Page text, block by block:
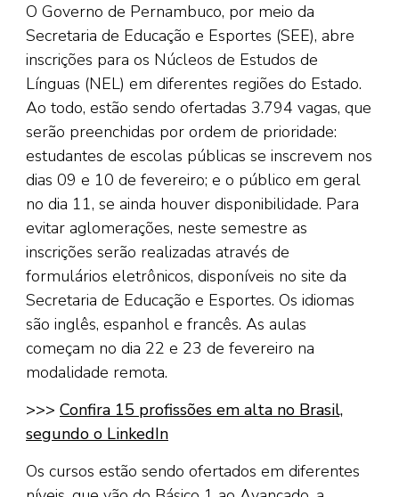
O Governo de Pernambuco, por meio da
Secretaria de Educação e Esportes (SEE), abre
inscrições para os Núcleos de Estudos de
Línguas (NEL) em diferentes regiões do Estado.
Ao todo, estão sendo ofertadas 3.794 vagas, que
serão preenchidas por ordem de prioridade:
estudantes de escolas públicas se inscrevem nos
dias 09 e 10 de fevereiro; e o público em geral
no dia 11, se ainda houver disponibilidade. Para
evitar aglomerações, neste semestre as
inscrições serão realizadas através de
formulários eletrônicos, disponíveis no site da
Secretaria de Educação e Esportes. Os idiomas
são inglês, espanhol e francês. As aulas
começam no dia 22 e 23 de fevereiro na
modalidade remota.
>>> Confira 15 profissões em alta no Brasil,
segundo o LinkedIn
Os cursos estão sendo ofertados em diferentes